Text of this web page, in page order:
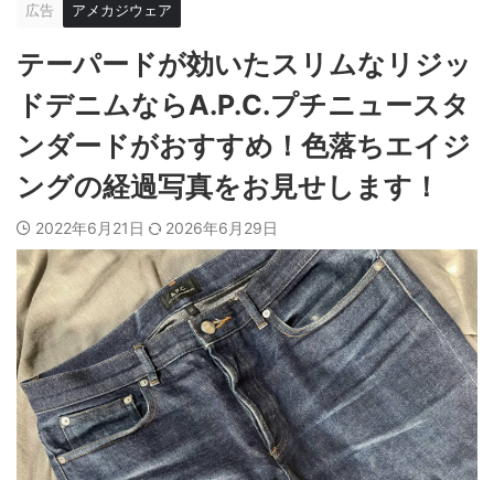
広告 アメカジウェア
テーパードが効いたスリムなリジッ
ドデニムならA.P.C.プチニュースタ
ンダードがおすすめ！色落ちエイジ
ングの経過写真をお見せします！
2022年6月21日 2026年6月29日